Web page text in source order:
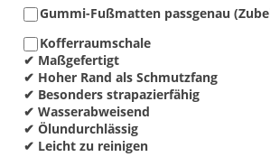
Gummi-Fußmatten passgenau
Kofferraumschale
✔ Maßgefertigt
✔ Hoher Rand als Schmutzfang
✔ Besonders strapazierfähig
✔ Wasserabweisend
✔ Ölundurchlässig
✔ Leicht zu reinigen